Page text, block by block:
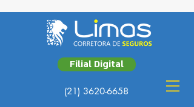
Filial Digital
(21) 3620-6658